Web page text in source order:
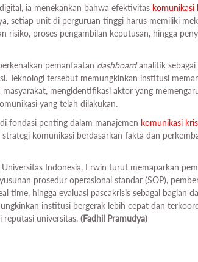
ia menekankan bahwa efektivitas komunikasi
setiap unit di perguruan tinggi harus memiliki
risiko, proses pengambilan keputusan, hingga
pemanfaatan dashboardanalitik sebagai
Teknologi tersebut memungkinkan institusi
masyarakat, mengidentifikasi aktor yang
yang telah dilakukan.
fondasi penting dalam manajemen komunikasi
komunikasi berdasarkan fakta dan
Indonesia, Erwin turut memaparkan
prosedur operasional standar (SOP),
time, hingga evaluasi pascakrisis sebagai bagian
institusi bergerak lebih cepat dan
reputasi universitas. (Fadhil Pramudya)